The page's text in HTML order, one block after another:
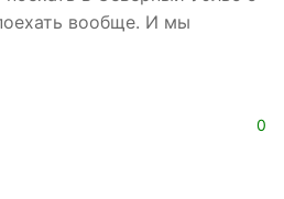
вообще. И мы
0